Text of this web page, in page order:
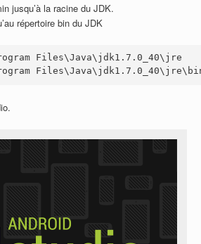
jusqu’à la racine du JDK.
répertoire bin du JDK
Files\Java\jdk1.7.0_40\jre